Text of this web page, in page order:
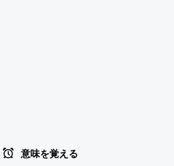
意味を覚える